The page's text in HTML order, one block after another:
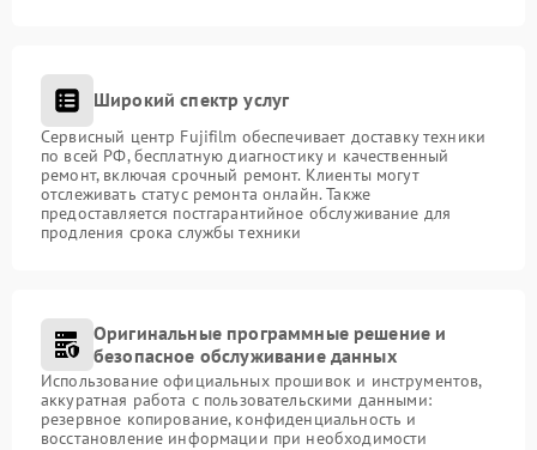
Широкий спектр услуг
Сервисный центр Fujifilm обеспечивает доставку техники
по всей РФ, бесплатную диагностику и качественный
ремонт, включая срочный ремонт. Клиенты могут
отслеживать статус ремонта онлайн. Также
предоставляется постгарантийное обслуживание для
продления срока службы техники
Оригинальные программные решение и
безопасное обслуживание данных
Использование официальных прошивок и инструментов,
аккуратная работа с пользовательскими данными:
резервное копирование, конфиденциальность и
восстановление информации при необходимости